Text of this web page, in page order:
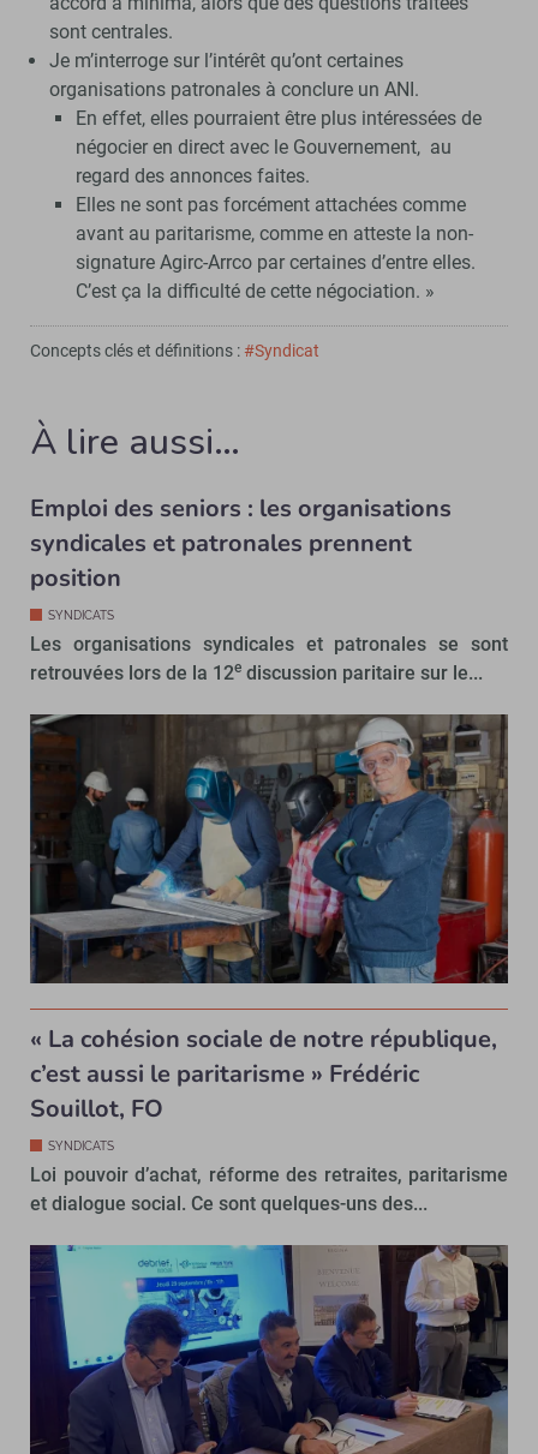
sont centrales.
Je m’interroge sur l’intérêt qu’ont certaines
organisations patronales à conclure un ANI.
En effet, elles pourraient être plus intéressées de
négocier en direct avec le Gouvernement, au
regard des annonces faites.
Elles ne sont pas forcément attachées comme
avant au paritarisme, comme en atteste la non-
signature Agirc-Arrco par certaines d’entre elles.
C’est ça la difficulté de cette négociation. »
Concepts clés et définitions :#Syndicat
À lire aussi…
Emploi des seniors : les organisations
syndicales et patronales prennent
position
SYNDICATS
Les organisations syndicales et patronales se sont
retrouvées lors de la 12e discussion paritaire sur le...
« La cohésion sociale de notre république,
c’est aussi le paritarisme » Frédéric
Souillot, FO
SYNDICATS
Loi pouvoir d’achat, réforme des retraites, paritarisme
et dialogue social. Ce sont quelques-uns des...